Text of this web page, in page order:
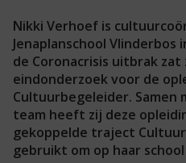
Nikki Verhoef is
Jenaplanschool Vlinderbos
de Coronacrisis uitbrak zat
eindonderzoek voor de
Cultuurbegeleider. Samen
team heeft zij deze
gekoppelde traject
gebruikt om op haar